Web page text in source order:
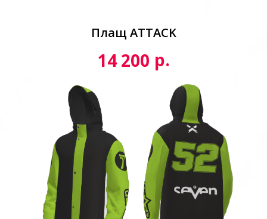
Плащ ATTACK
14 200 р.